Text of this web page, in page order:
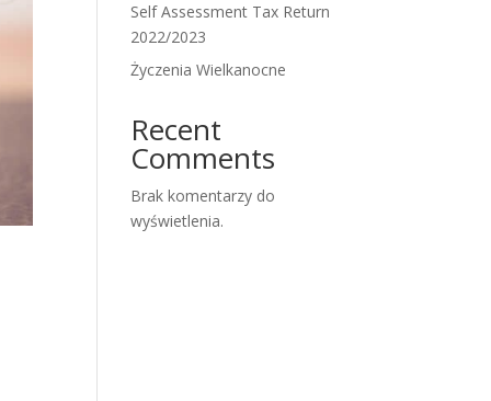
Self Assessment Tax Return
2022/2023
Życzenia Wielkanocne
Recent
Comments
Brak komentarzy do
wyświetlenia.